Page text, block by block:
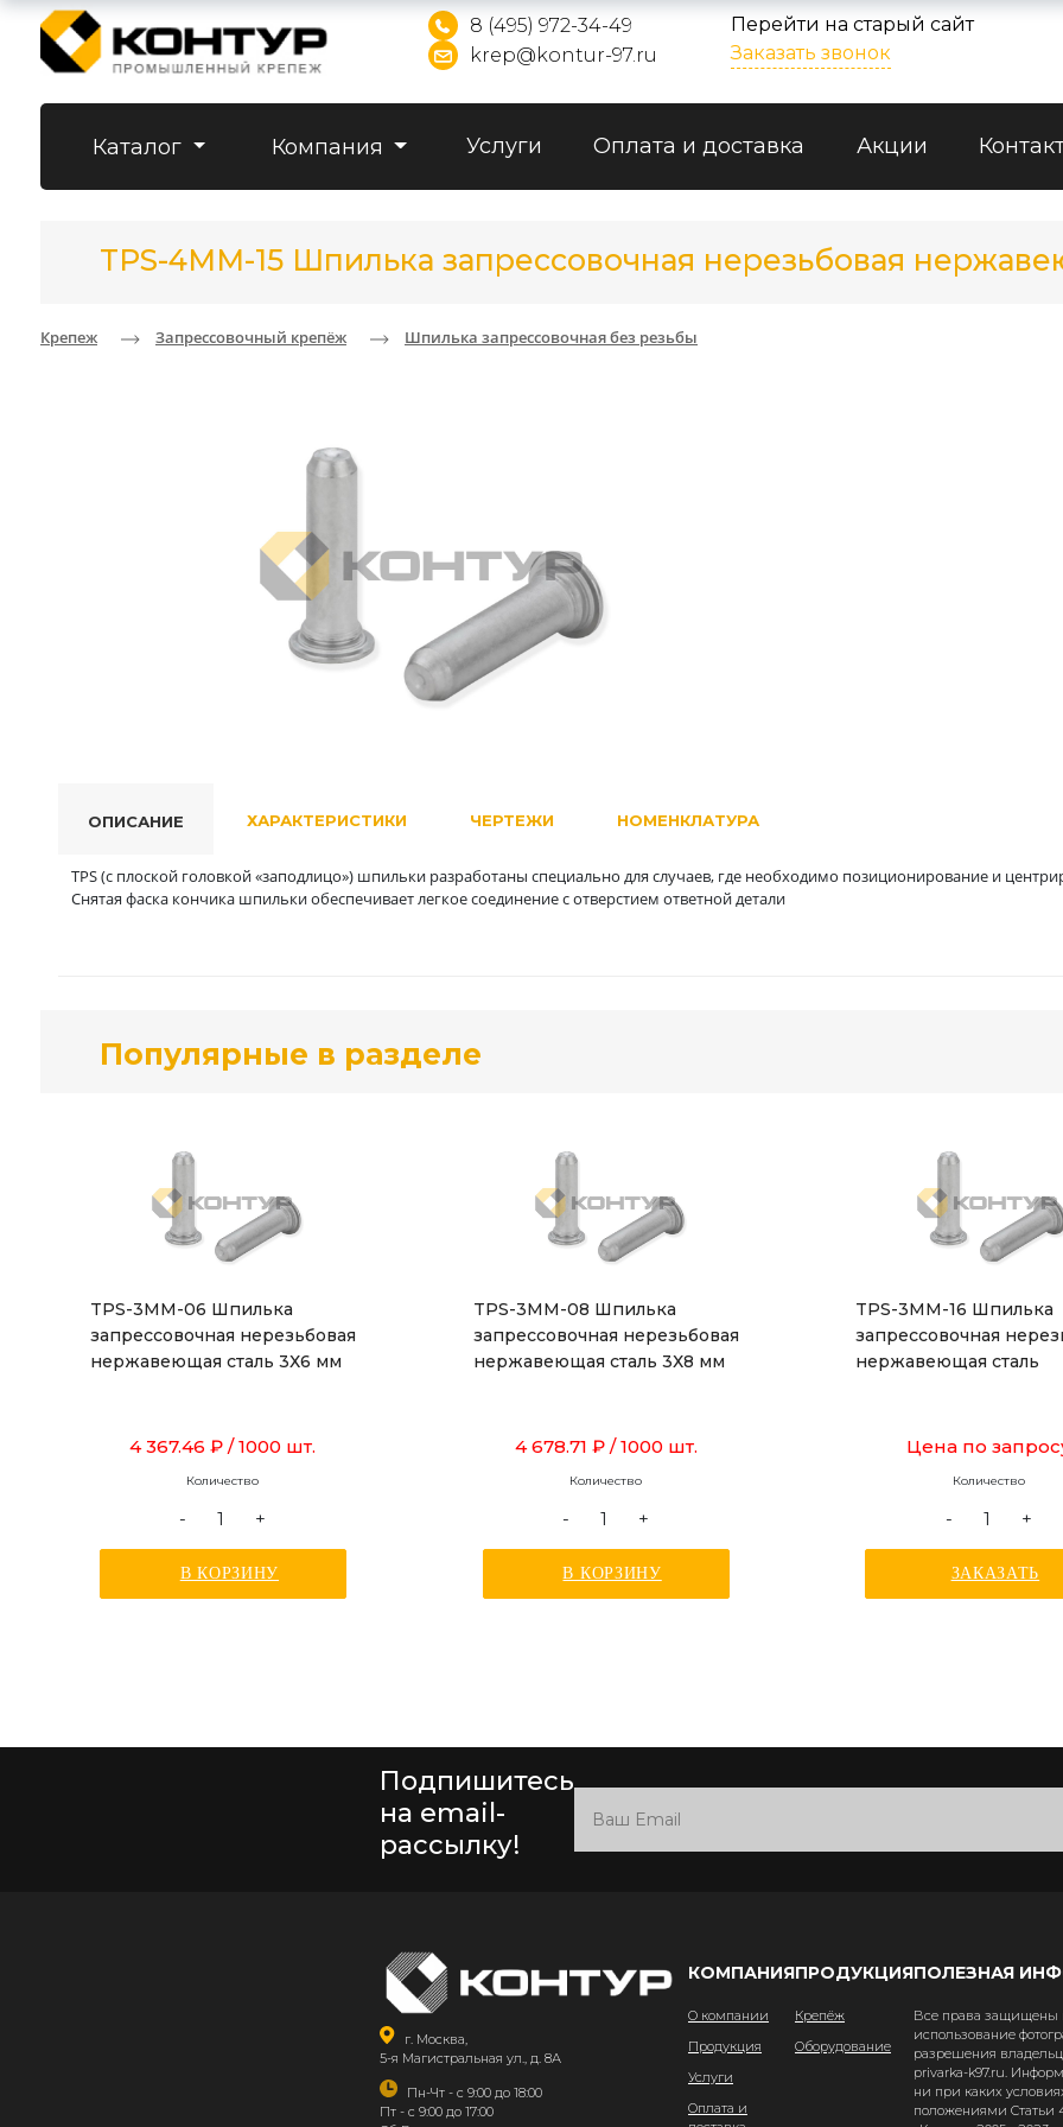
8 (495) 972-34-49
krep@kontur-97.ru
Перейти на старый сайт
Заказать звонок
Каталог Компания Услуги Оплата и доставка Акции
TPS-4MM-15 Шпилька запрессовочная нерезьбовая
Крепеж Запрессовочный крепёж Шпилька запрессовочная без резьбы
ОПИСАНИЕ
TPS (с плоской головкой «заподлицо») шпильки разработаны специально для случаев, где необходимо позиционирование и
Снятая фаска кончика шпильки обеспечивает легкое соединение с отверстием ответной детали
ХАРАКТЕРИСТИКИ ЧЕРТЕЖИ НОМЕНКЛАТУРА
Популярные в разделе
TPS-3MM-06 Шпилька
запрессовочная нерезьбовая
нержавеющая сталь 3Х6 мм
4 367.46 ₽/ 1000 шт.
Количество
- +
В КОРЗИНУ
TPS-3MM-08 Шпилька
запрессовочная нерезьбовая
нержавеющая сталь 3Х8 мм
4 678.71 ₽ / 1000 шт.
Количество
- +
В КОРЗИНУ
TPS-3MM-16 Шпилька
запрессовочная
нержавеющая сталь
Цена по
Количество
- +
ЗАКАЗАТЬ
Подпишитесь
на email-
рассылку!
г. Москва,
5-я Магистральная ул., д. 8А
Пн-Чт - с 9:00 до 18:00
Пт - с 9:00 до 17:00
КОМПАНИЯ
О компании
Продукция
Услуги
Оплата и
ПРОДУКЦИЯ
Крепёж
Оборудование
ПОЛЕЗНАЯ
Все права защищены
использование
разрешения
privarka-k97.ru.
ни при каких
положениями Статьи